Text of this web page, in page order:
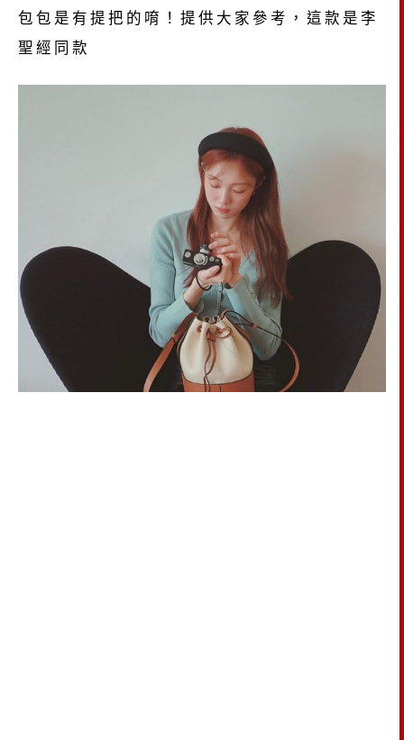
包包是有提把的唷！提供大家參考，這款是李
聖經同款